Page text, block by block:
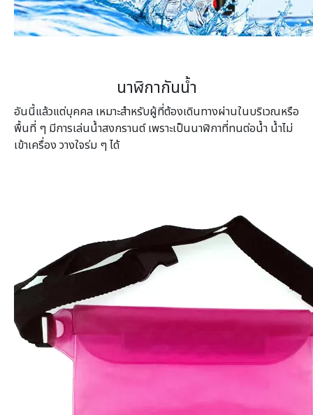
นาฬิกากันน้ำ
อันนี้แล้วแต่บุคคล เหมาะสำหรับผู้ที่ต้องเดินทางผ่านในบริเวณหรือ
พื้นที่ ๆ มีการเล่นน้ำสงกรานต์ เพราะเป็นนาฬิกาที่ทนต่อน้ำ น้ำไม่
เข้าเครื่อง วางใจร่ม ๆ ได้